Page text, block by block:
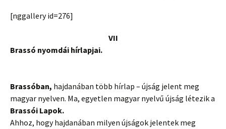
[nggallery id=276]
VII
Brassó nyomdái hírlapjai.
Brassóban, hajdanában több hírlap – újság jelent meg
magyar nyelven. Ma, egyetlen magyar nyelvű újság létezik a
Brassói Lapok.
Ahhoz, hogy hajdanában milyen újságok jelentek meg